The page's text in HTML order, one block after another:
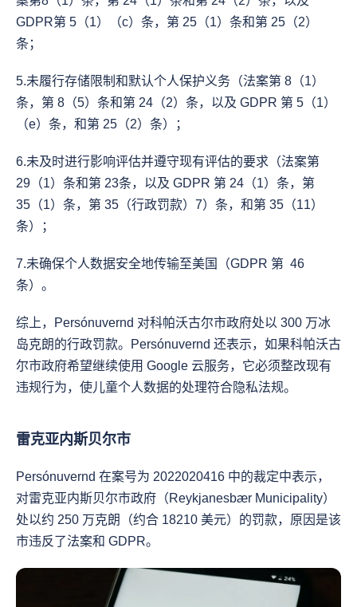
GDPR第 5（1）（c）条，第 25（1）条和第 25（2）
条；
5.未履行存储限制和默认个人保护义务（法案第 8（1）
条，第 8（5）条和第 24（2）条，以及 GDPR 第 5（1）
（e）条，和第 25（2）条）；
6.未及时进行影响评估并遵守现有评估的要求（法案第
29（1）条和第 23条，以及 GDPR 第 24（1）条，第
35（1）条，第 35（行政罚款）7）条，和第 35（11）
条）；
7.未确保个人数据安全地传输至美国（GDPR 第  46
条）。
综上，Persónuvernd 对科帕沃古尔市政府处以 300 万冰
岛克朗的行政罚款。Persónuvernd 还表示，如果科帕沃古
尔市政府希望继续使用 Google 云服务，它必须整改现有
违规行为，使儿童个人数据的处理符合隐私法规。
雷克亚内斯贝尔市
Persónuvernd 在案号为 2022020416 中的裁定中表示，
对雷克亚内斯贝尔市政府（Reykjanesbær Municipality）
处以约 250 万克朗（约合 18210 美元）的罚款，原因是该
市违反了法案和 GDPR。